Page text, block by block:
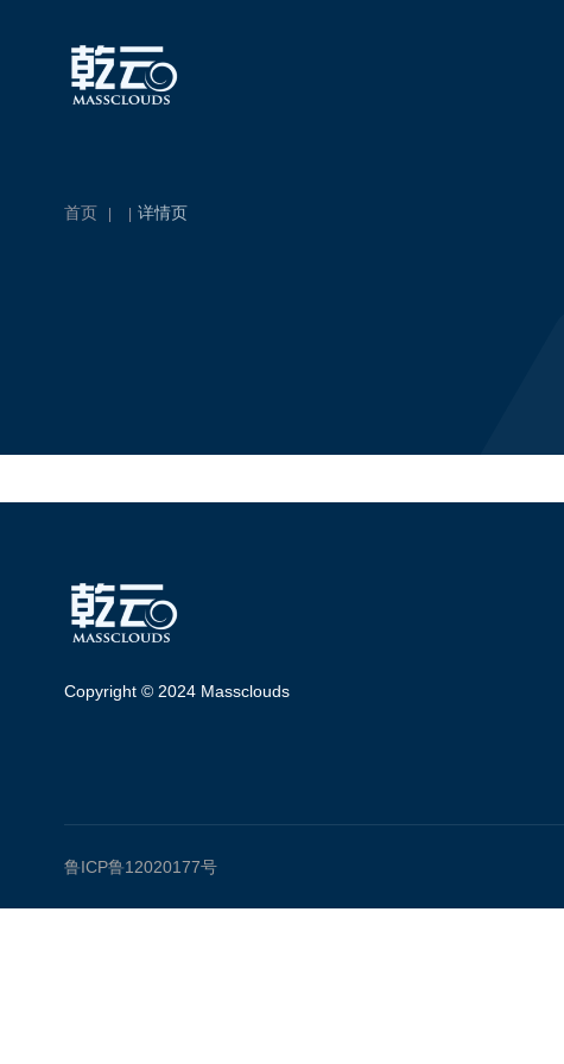
首页 详情页
Copyright © 2024 Massclouds
鲁ICP鲁12020177号